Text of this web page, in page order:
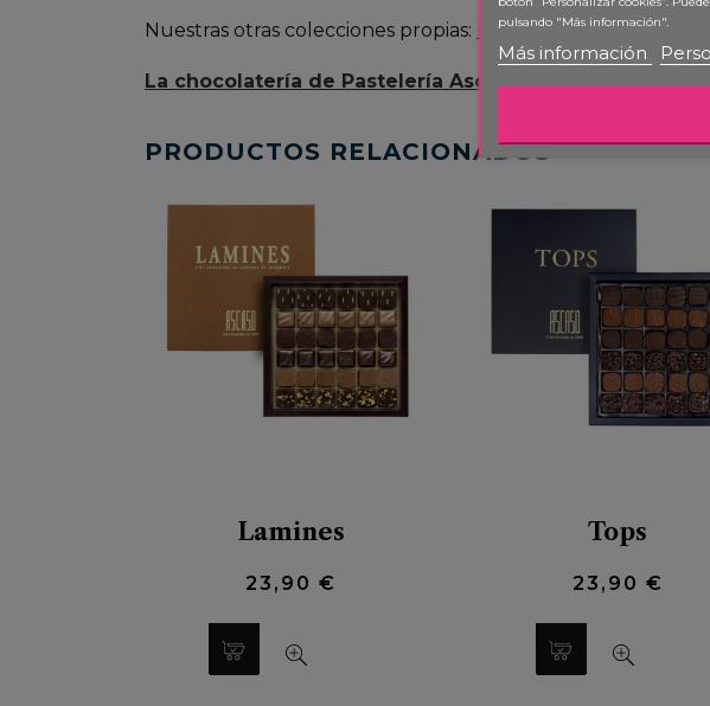
Nuestras otras colecciones propias: Lamines Tops
La chocolatería de Pastelería Ascaso
PRODUCTOS RELACIONADOS
Lamines
23,90 €
Tops
23,90 €
pulsando "Más información".
Más información